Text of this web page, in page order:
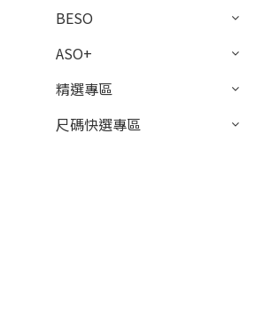
BESO
ASO+
精選專區
尺碼快選專區